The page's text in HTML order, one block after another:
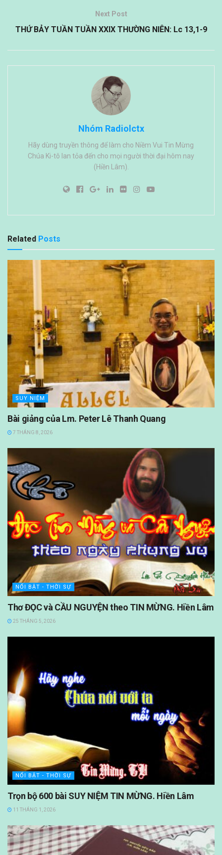
Next Post
THỨ BẢY TUẦN TUẦN XXIX THƯỜNG NIÊN: Lc 13,1-9
Nhóm Radiolctx
Hãy dùng truyền thông để làm cho Niềm Vui Tin Mừng
Chúa Ki-tô lan tỏa đến cho mọi người thời đại hôm nay
(Hiền Lâm).
Related Posts
SUY NIỆM
Bài giảng của Lm. Peter Lê Thanh Quang
7 THÁNG 8, 2026
NỔI BẬT - THỜI SỰ
Thơ ĐỌC và CẦU NGUYỆN theo TIN MỪNG. Hiền Lâm
25 THÁNG 5, 2026
NỔI BẬT - THỜI SỰ
Trọn bộ 600 bài SUY NIỆM TIN MỪNG. Hiền Lâm
11 THÁNG 1, 2026